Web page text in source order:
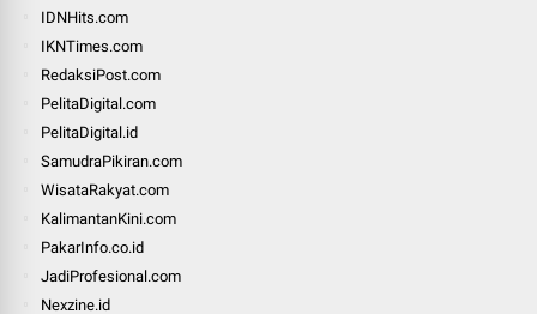
IDNHits.com
IKNTimes.com
RedaksiPost.com
PelitaDigital.com
PelitaDigital.id
SamudraPikiran.com
WisataRakyat.com
KalimantanKini.com
PakarInfo.co.id
JadiProfesional.com
Nexzine.id